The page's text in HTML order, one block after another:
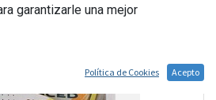
garantizarle una mejor
Política de Cookies Acepto